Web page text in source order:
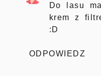
Do lasu
krem z
:D
ODPOWIEDZ